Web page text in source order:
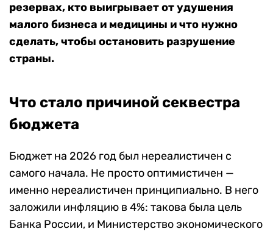
резервах, кто выигрывает от удушения
малого бизнеса и медицины и что нужно
сделать, чтобы остановить разрушение
страны.
Что стало причиной секвестра
бюджета
Бюджет на 2026 год был нереалистичен с
самого начала. Не просто оптимистичен —
именно нереалистичен принципиально. В него
заложили инфляцию в 4%: такова была цель
Банка России, и Министерство экономического